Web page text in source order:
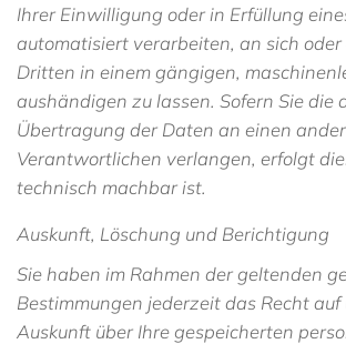
Ihrer Einwilligung oder in Erfüllung
automatisiert verarbeiten, an sich oder
Dritten in einem gängigen,
aushändigen zu lassen. Sofern Sie die
Übertragung der Daten an einen
Verantwortlichen verlangen, erfolgt
technisch machbar ist.
Auskunft, Löschung und Berichtigung
Sie haben im Rahmen der geltenden
Bestimmungen jederzeit das Recht
Auskunft über Ihre gespeicherten